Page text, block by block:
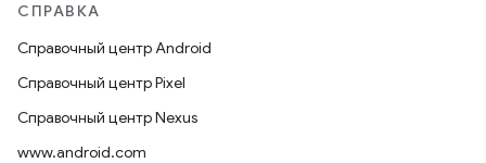
СПРАВКА
Справочный центр Android
Справочный центр Pixel
Справочный центр Nexus
www.android.com